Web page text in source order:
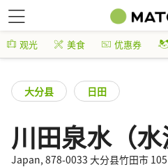
观光 美食 优惠券
大分县 日田
川田泉水（水
Japan, 878-0033 大分县竹田市